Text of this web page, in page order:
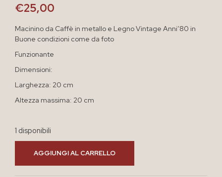
€25,00
Macinino da Caffè in metallo e Legno Vintage Anni’80 in
Buone condizioni come da foto
Funzionante
Dimensioni:
Larghezza: 20 cm
Altezza massima: 20 cm
1 disponibili
AGGIUNGI AL CARRELLO